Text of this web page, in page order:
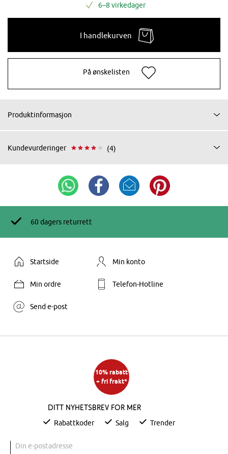
6–8 virkedager
I handlekurven
På ønskelisten
Produktinformasjon
Kundevurderinger (4)
60 dagers returrett
Startside Min konto
Min ordre Telefon-Hotline
Send e-post
10% rabatt
+ fri frakt*
Ditt nyhetsbrev for mer
Rabattkoder Salg Trender
Din e-postadresse